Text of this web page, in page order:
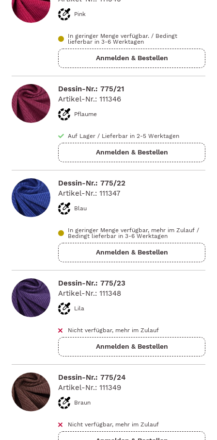
Pink
In geringer Menge verfügbar. / Bedingt
lieferbar in 3-6 Werktagen
Dessin-Nr.: 775/21
Artikel-Nr.: 111346
Pflaume
Auf Lager / Lieferbar in 2-5 Werktagen
Dessin-Nr.: 775/22
Artikel-Nr.: 111347
Blau
In geringer Menge verfügbar, mehr im Zulauf /
Bedingt lieferbar in 3-6 Werktagen
Dessin-Nr.: 775/23
Artikel-Nr.: 111348
Lila
Nicht verfügbar, mehr im Zulauf
Dessin-Nr.: 775/24
Artikel-Nr.: 111349
Braun
Nicht verfügbar, mehr im Zulauf